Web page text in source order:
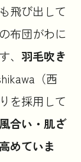
飛び出して
布団がわに
羽毛吹き
（西
を採用して
合い・肌ざ
めていま